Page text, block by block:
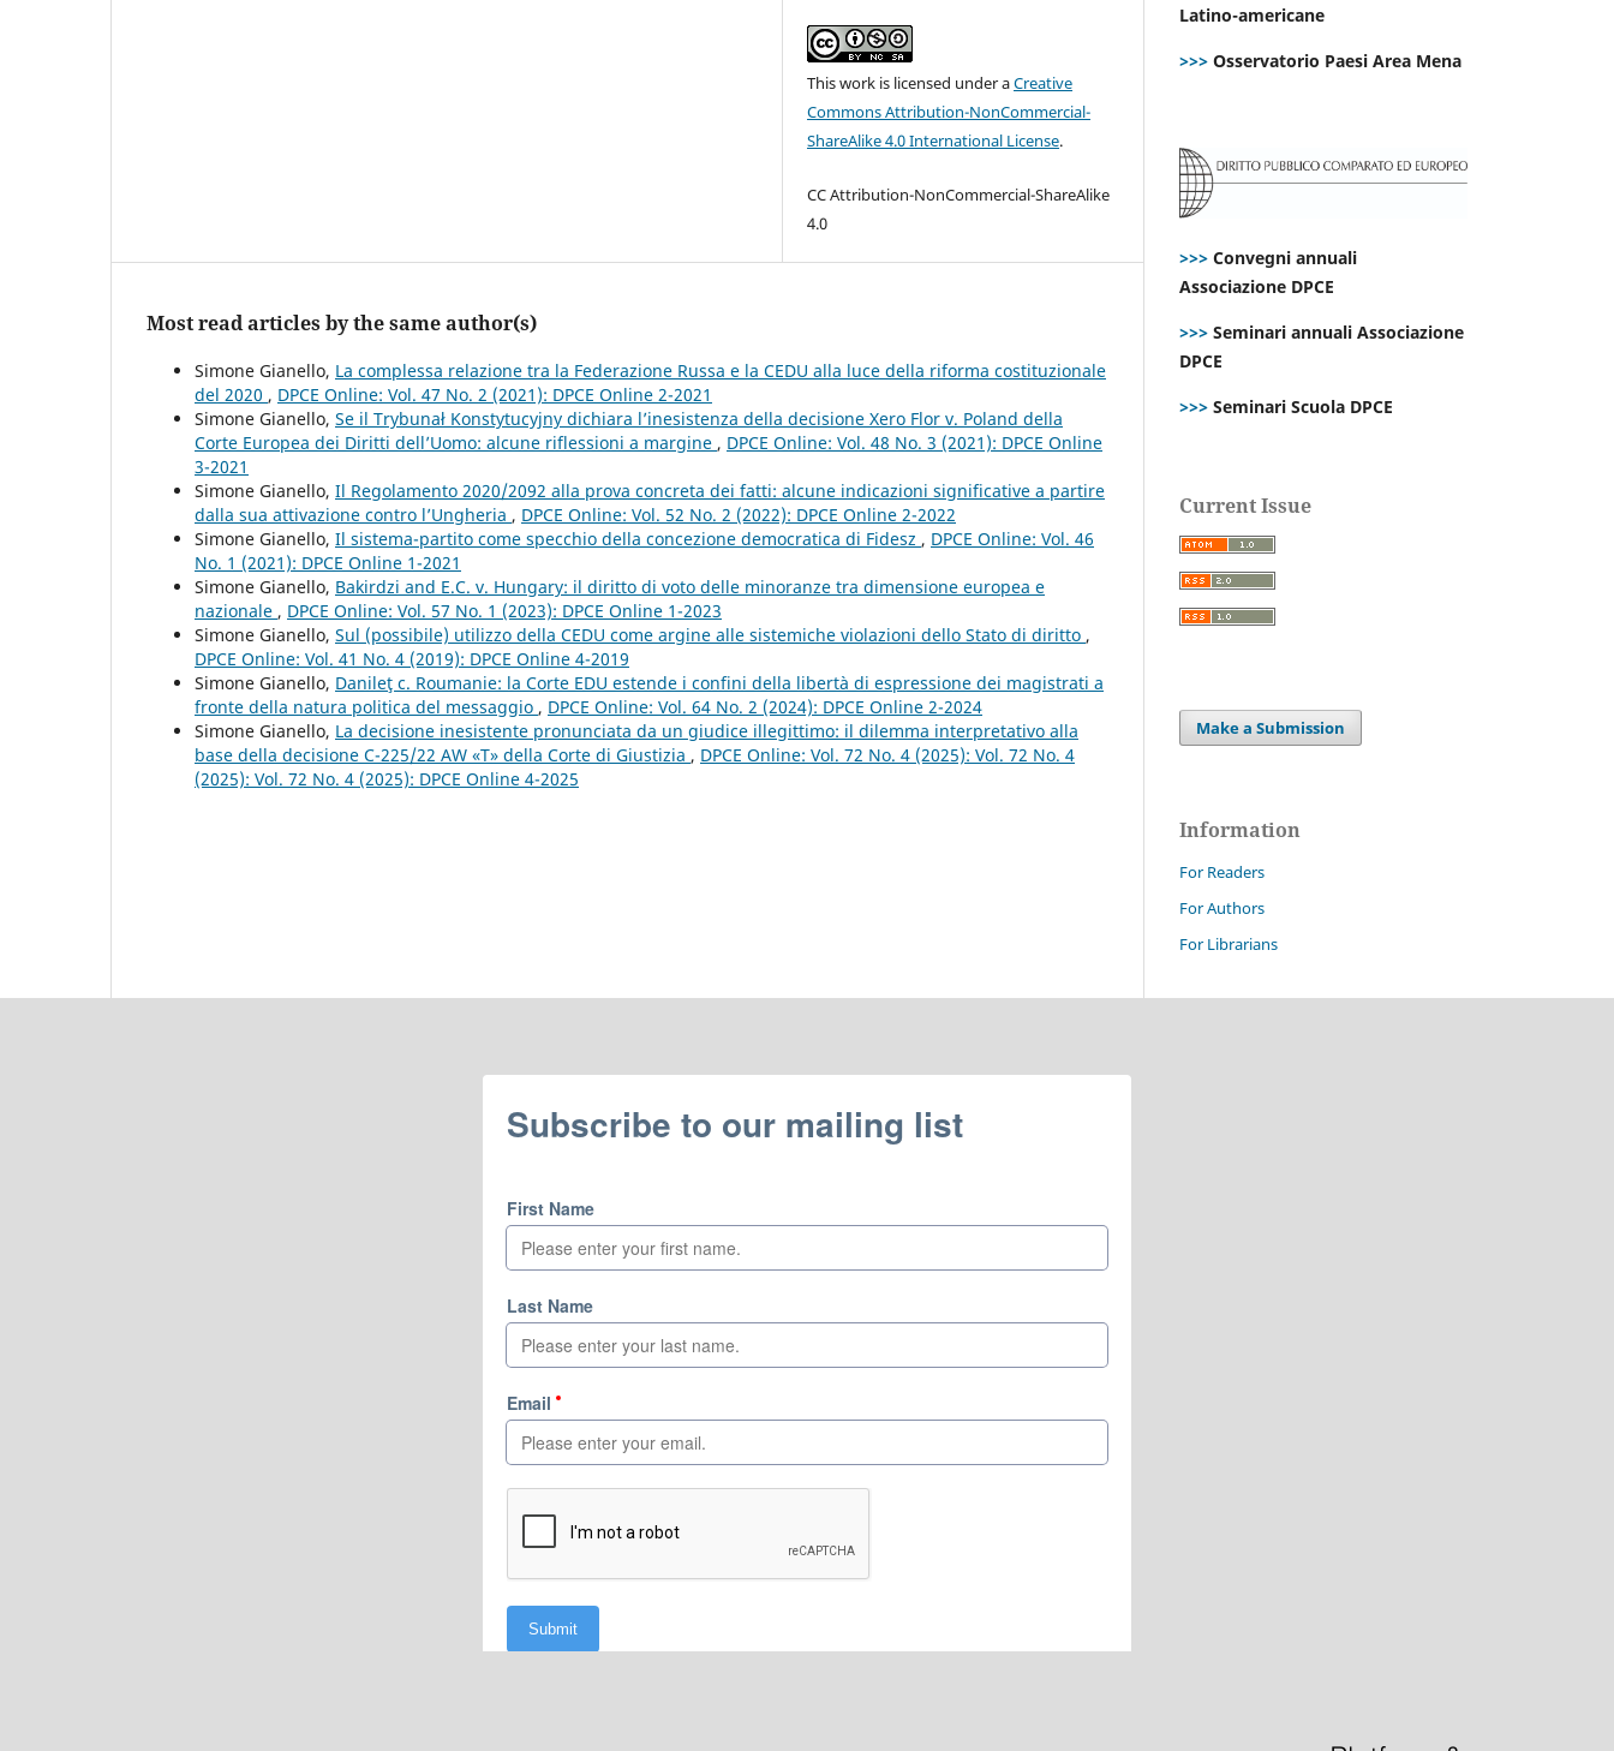
This work is licensed under aCreative
Commons Attribution-NonCommercial-
ShareAlike 4.0 International License.
CC Attribution-NonCommercial-ShareAlike
4.0
Most read articles by the same author(s)
Simone Gianello, La complessa relazione tra la Federazione Russa e la CEDU alla luce della riforma costituzionale
del 2020 , DPCE Online: Vol. 47 No. 2 (2021): DPCE Online 2-2021
Simone Gianello, Se il Trybunał Konstytucyjny dichiara l’inesistenza della decisione Xero Flor v. Poland della
Corte Europea dei Diritti dell’Uomo: alcune riflessioni a margine , DPCE Online: Vol. 48 No. 3 (2021): DPCE Online
3-2021
Simone Gianello, Il Regolamento 2020/2092 alla prova concreta dei fatti: alcune indicazioni significative a partire
dalla sua attivazione contro l’Ungheria , DPCE Online: Vol. 52 No. 2 (2022): DPCE Online 2-2022
Simone Gianello, Il sistema-partito come specchio della concezione democratica di Fidesz , DPCE Online: Vol. 46
No. 1 (2021): DPCE Online 1-2021
Simone Gianello, Bakirdzi and E.C. v. Hungary: il diritto di voto delle minoranze tra dimensione europea e
nazionale , DPCE Online: Vol. 57 No. 1 (2023): DPCE Online 1-2023
Simone Gianello, Sul (possibile) utilizzo della CEDU come argine alle sistemiche violazioni dello Stato di diritto ,
DPCE Online: Vol. 41 No. 4 (2019): DPCE Online 4-2019
Simone Gianello, Danileţ c. Roumanie: la Corte EDU estende i confini della libertà di espressione dei magistrati a
fronte della natura politica del messaggio , DPCE Online: Vol. 64 No. 2 (2024): DPCE Online 2-2024
Simone Gianello, La decisione inesistente pronunciata da un giudice illegittimo: il dilemma interpretativo alla
base della decisione C-225/22 AW «T» della Corte di Giustizia , DPCE Online: Vol. 72 No. 4 (2025): Vol. 72 No. 4
(2025): Vol. 72 No. 4 (2025): DPCE Online 4-2025
Latino-americane
>>> Osservatorio Paesi Area Mena
>>> Convegni annuali
Associazione DPCE
>>> Seminari annuali Associazione
DPCE
>>> Seminari Scuola DPCE
Current Issue
Make a Submission
Information
For Readers
For Authors
For Librarians